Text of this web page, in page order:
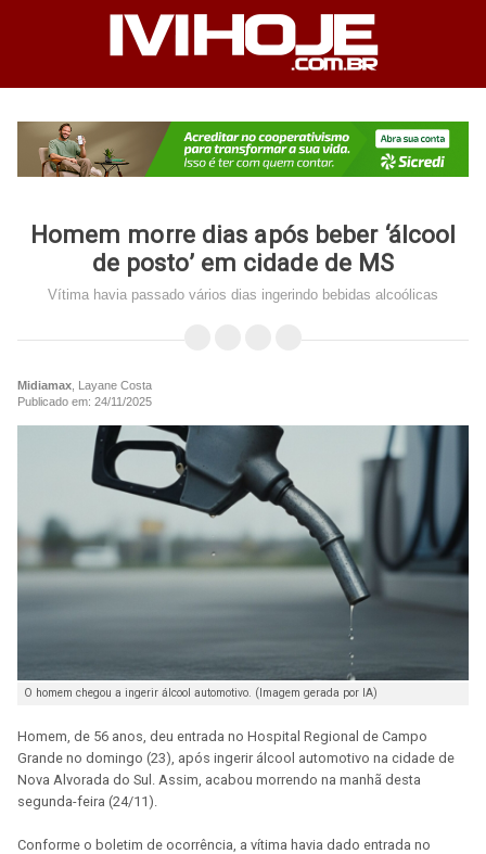
Homem morre dias após beber ‘álcool
de posto’ em cidade de MS
Vítima havia passado vários dias ingerindo bebidas alcoólicas
Midiamax , Layane Costa
Publicado em: 24/11/2025
O homem chegou a ingerir álcool automotivo. (Imagem gerada por IA)
Homem, de 56 anos, deu entrada no Hospital Regional de Campo
Grande no domingo (23), após ingerir álcool automotivo na cidade de
Nova Alvorada do Sul. Assim, acabou morrendo na manhã desta
segunda-feira (24/11).
Conforme o boletim de ocorrência, a vítima havia dado entrada no